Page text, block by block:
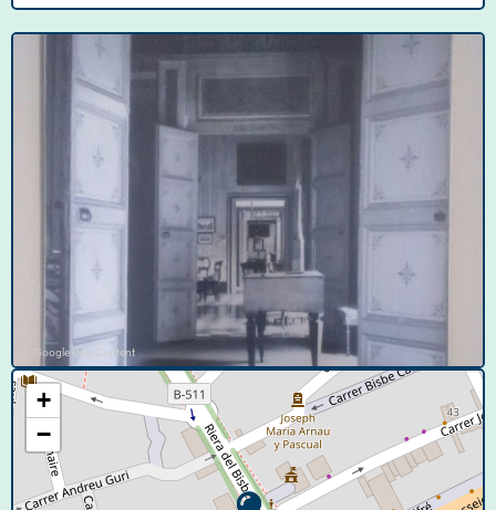
© Google User Content
+
−